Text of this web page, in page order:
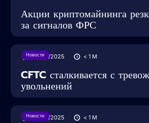
Акции криптомайнинга
за сигналов ФРС
Новости
28/05/2025 < 1 M
CFTC сталкивается с
увольнений
Новости
28/05/2025 < 1 M